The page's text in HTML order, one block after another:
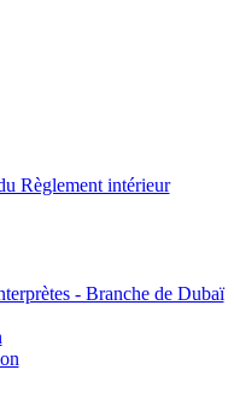
Règlement intérieur
- Branche de Dubaï